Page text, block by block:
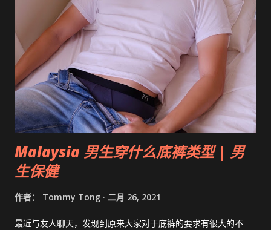
Malaysia 男生穿什么底裤类型 | 男
生保健
作者： Tommy Tong 二月 26, 2021
最近与友人聊天，发现到原来大家对于底裤的要求有很大的不